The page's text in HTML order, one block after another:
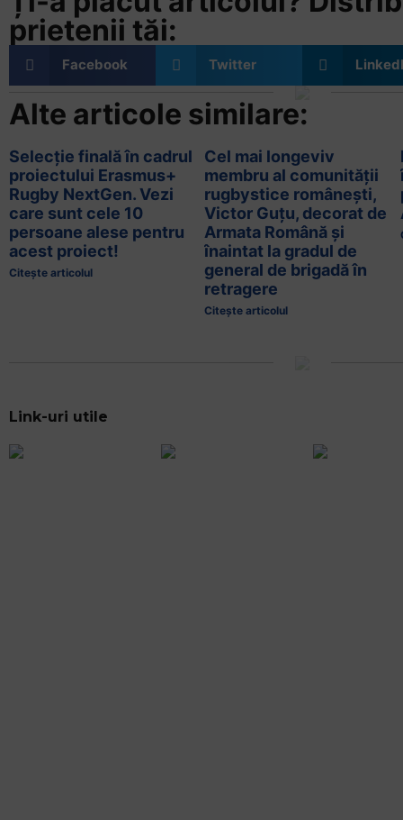
prietenii tăi:
Facebook Twitter
Alte articole similare:
Selecție finală în cadrul
proiectului Erasmus+
Rugby NextGen. Vezi
care sunt cele 10
persoane alese pentru
acest proiect!
Citește articolul
Cel mai longeviv
membru al comunității
rugbystice românești,
Victor Guțu, decorat de
Armata Română și
înaintat la gradul de
general de brigadă în
retragere
Citește articolul
Link-uri utile